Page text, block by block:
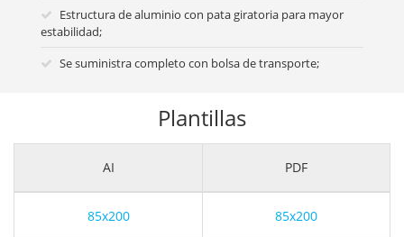
Estructura de aluminio con pata giratoria para mayor
estabilidad;
Se suministra completo con bolsa de transporte;
Plantillas
AI PDF
85x200 85x200